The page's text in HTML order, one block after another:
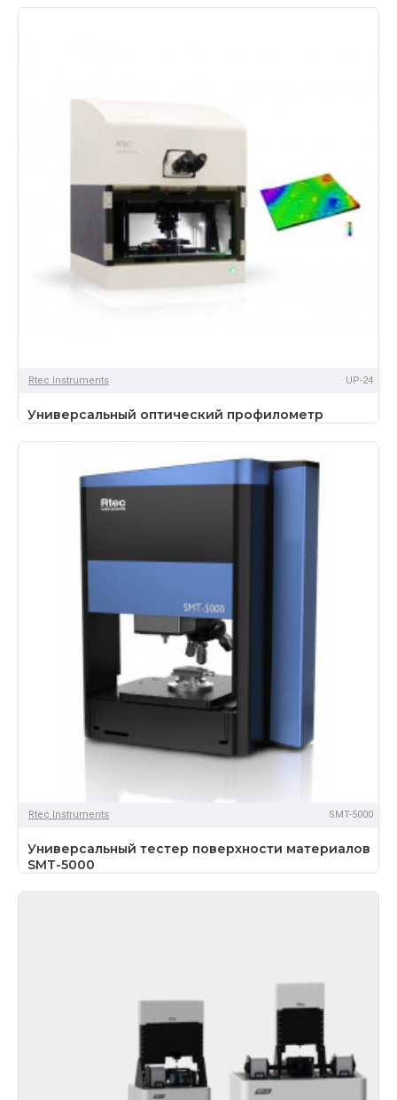
Rtec Instruments UP-24
Универсальный оптический профилометр
Rtec Instruments SMT-5000
Универсальный тестер поверхности материалов
SMT-5000